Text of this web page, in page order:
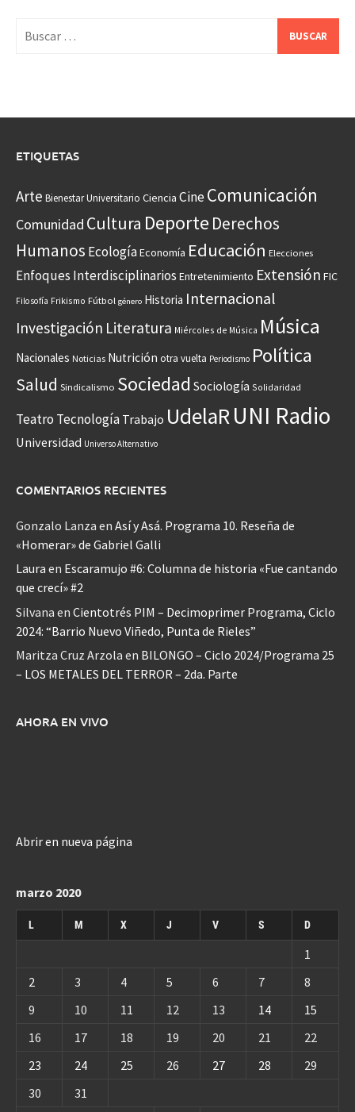
ETIQUETAS
Arte Bienestar Universitario Ciencia CineComunicación
Comunidad Cultura Deporte Derechos
Humanos EcologíaEconomía Educación Elecciones
Enfoques Interdisciplinarios Entretenimiento Extensión FIC
Filosofía Frikismo Fútbol género Historia Internacional
Investigación Literatura Miércoles de Música Música
Nacionales Noticias Nutrición otra vuelta Periodismo Política
Salud Sindicalismo Sociedad Sociología Solidaridad
Teatro Tecnología Trabajo UdelaR UNI Radio
Universidad Universo Alternativo
COMENTARIOS RECIENTES
Gonzalo Lanza en Así y Asá. Programa 10. Reseña de
«Homerar» de Gabriel Galli
Laura en Escaramujo #6: Columna de historia «Fue cantando
que crecí» #2
Silvana en Cientotrés PIM – Decimoprimer Programa, Ciclo
2024: “Barrio Nuevo Viñedo, Punta de Rieles”
Maritza Cruz Arzola en BILONGO – Ciclo 2024/Programa 25
– LOS METALES DEL TERROR – 2da. Parte
AHORA EN VIVO
Abrir en nueva página
marzo 2020
L M X J V S D
1
2
3 4 5 6 7
8
9
10 11 12 13 14
15
16
17 18 19 20 21
22
23
24 25 26 27 28
29
30
31